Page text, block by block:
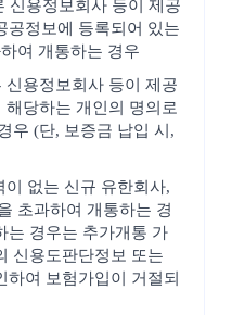
신용정보회사 등이 제공
공정보에 등록되어 있는
여 개통하는 경우
신용정보회사 등이 제공
당하는 개인의 명의로
우 (단, 보증금 납입 시,
이 없는 신규 유한회사,
초과하여 개통하는 경
는 경우는 추가개통 가
신용도판단정보 또는
하여 보험가입이 거절되